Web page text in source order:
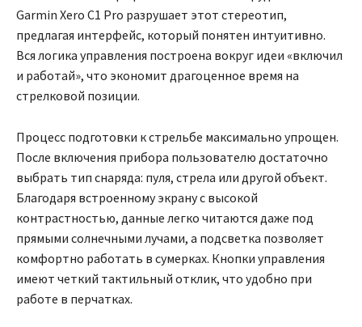
Garmin Xero C1 Pro разрушает этот стереотип,
предлагая интерфейс, который понятен интуитивно.
Вся логика управления построена вокруг идеи «включил
и работай», что экономит драгоценное время на
стрелковой позиции.
Процесс подготовки к стрельбе максимально упрощен.
После включения прибора пользователю достаточно
выбрать тип снаряда: пуля, стрела или другой объект.
Благодаря встроенному экрану с высокой
контрастностью, данные легко читаются даже под
прямыми солнечными лучами, а подсветка позволяет
комфортно работать в сумерках. Кнопки управления
имеют четкий тактильный отклик, что удобно при
работе в перчатках.